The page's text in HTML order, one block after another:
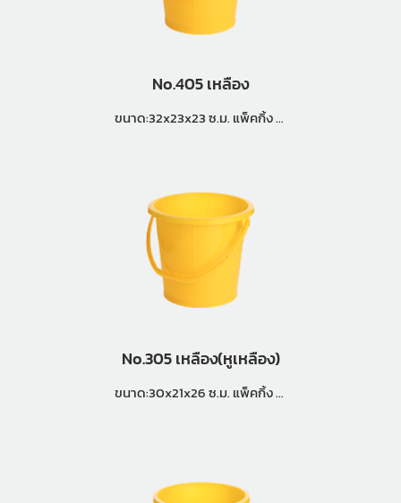
No.405 เหลือง
ขนาด:32x23x23 ซ.ม. แพ็คกิ้ง (2
No.305 เหลือง(หูเหลือง)
ขนาด:30x21x26 ซ.ม. แพ็คกิ้ง (4